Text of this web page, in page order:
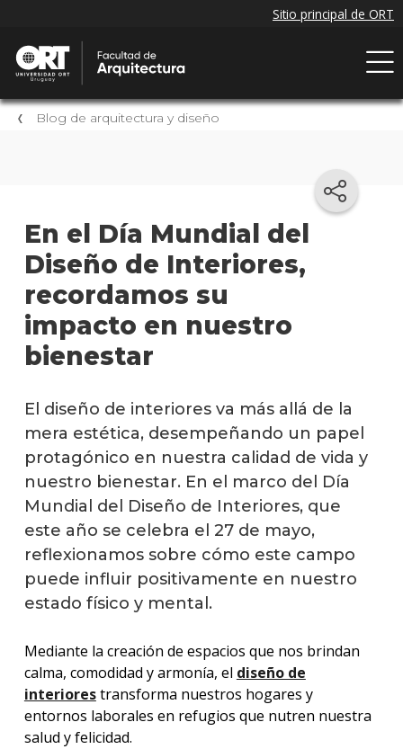
Blog de arquitectura y diseño
En el Día Mundial del
Diseño de Interiores,
recordamos su
impacto en nuestro
bienestar
El diseño de interiores va más allá de la
mera estética, desempeñando un papel
protagónico en nuestra calidad de vida y
nuestro bienestar. En el marco del Día
Mundial del Diseño de Interiores, que
este año se celebra el 27 de mayo,
reflexionamos sobre cómo este campo
puede influir positivamente en nuestro
estado físico y mental.
Mediante la creación de espacios que nos brindan
calma, comodidad y armonía, el diseño de
interiorestransforma nuestros hogares y
entornos laborales en refugios que nutren nuestra
salud y felicidad.